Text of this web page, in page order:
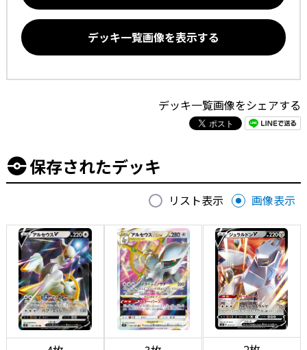
デッキ一覧画像を表示する
デッキ一覧画像をシェアする
保存されたデッキ
リスト表示 画像表示